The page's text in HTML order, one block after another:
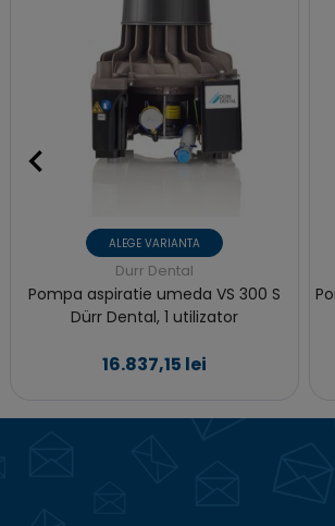
ALEGE VARIANTA
Durr Dental
Pompa aspiratie umeda VS 300 S
Dürr Dental, 1 utilizator
16.837,15 lei